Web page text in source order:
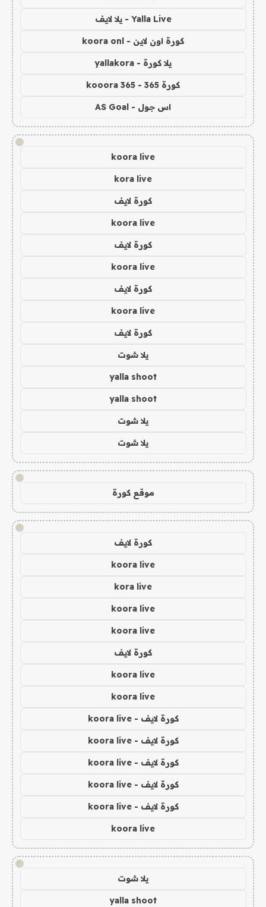
Yalla Live - يلا لايف
كورة اون لاين - koora onl
يلا كورة - yallakora
كورة 365 - kooora 365
اس جول - AS Goal
!
koora live
kora live
كورة لايف
koora live
كورة لايف
koora live
كورة لايف
koora live
كورة لايف
يلا شوت
yalla shoot
yalla shoot
يلا شوت
يلا شوت
!
موقع كورة
!
كورة لايف
koora live
kora live
koora live
koora live
كورة لايف
koora live
koora live
كورة لايف - koora live
كورة لايف - koora live
كورة لايف - koora live
كورة لايف - koora live
كورة لايف - koora live
koora live
!
يلا شوت
yalla shoot